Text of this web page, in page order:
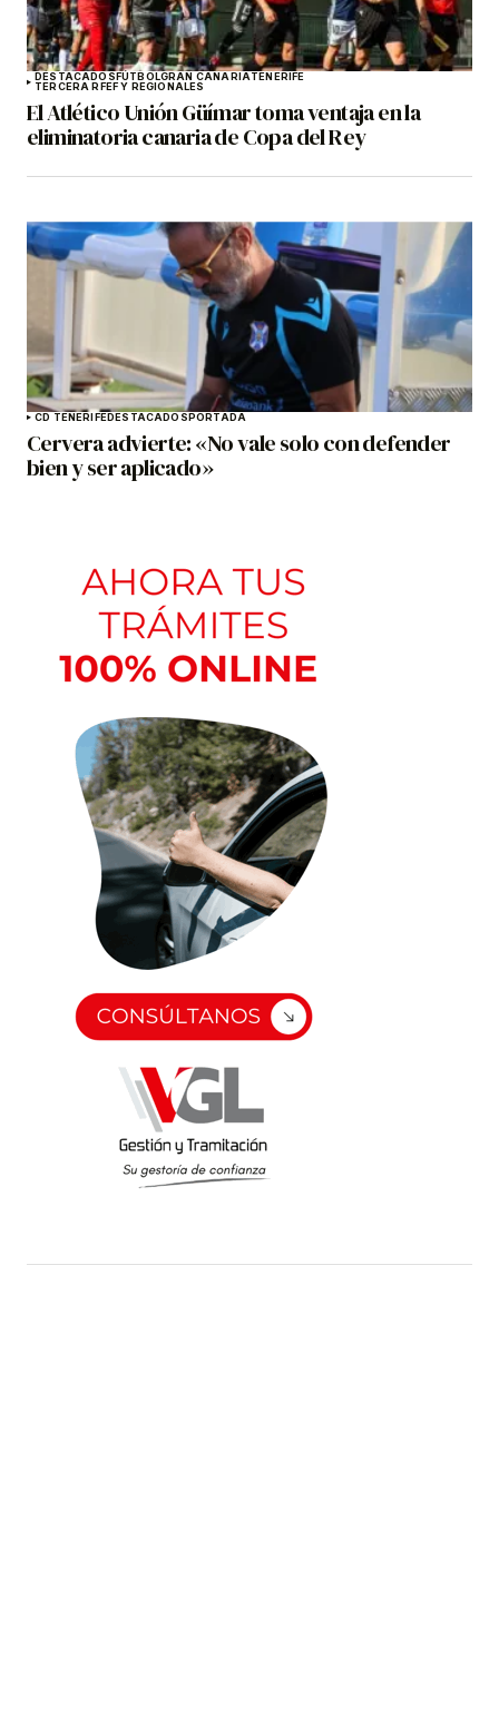
DESTACADOSFÚTBOLGRAN CANARIATENERIFE
TERCERA RFEF Y REGIONALES
El Atlético Unión Güímar toma ventaja en la
eliminatoria canaria de Copa del Rey
CD TENERIFEDESTACADOSPORTADA
Cervera advierte: «No vale solo con defender
bien y ser aplicado»